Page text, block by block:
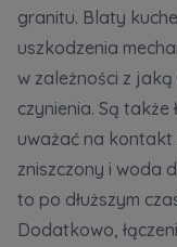
granitu. Blaty
uszkodzenia
w zależności z
czynienia. Są
uważać na kontakt
zniszczony i woda
to po dłuższym
Dodatkowo,